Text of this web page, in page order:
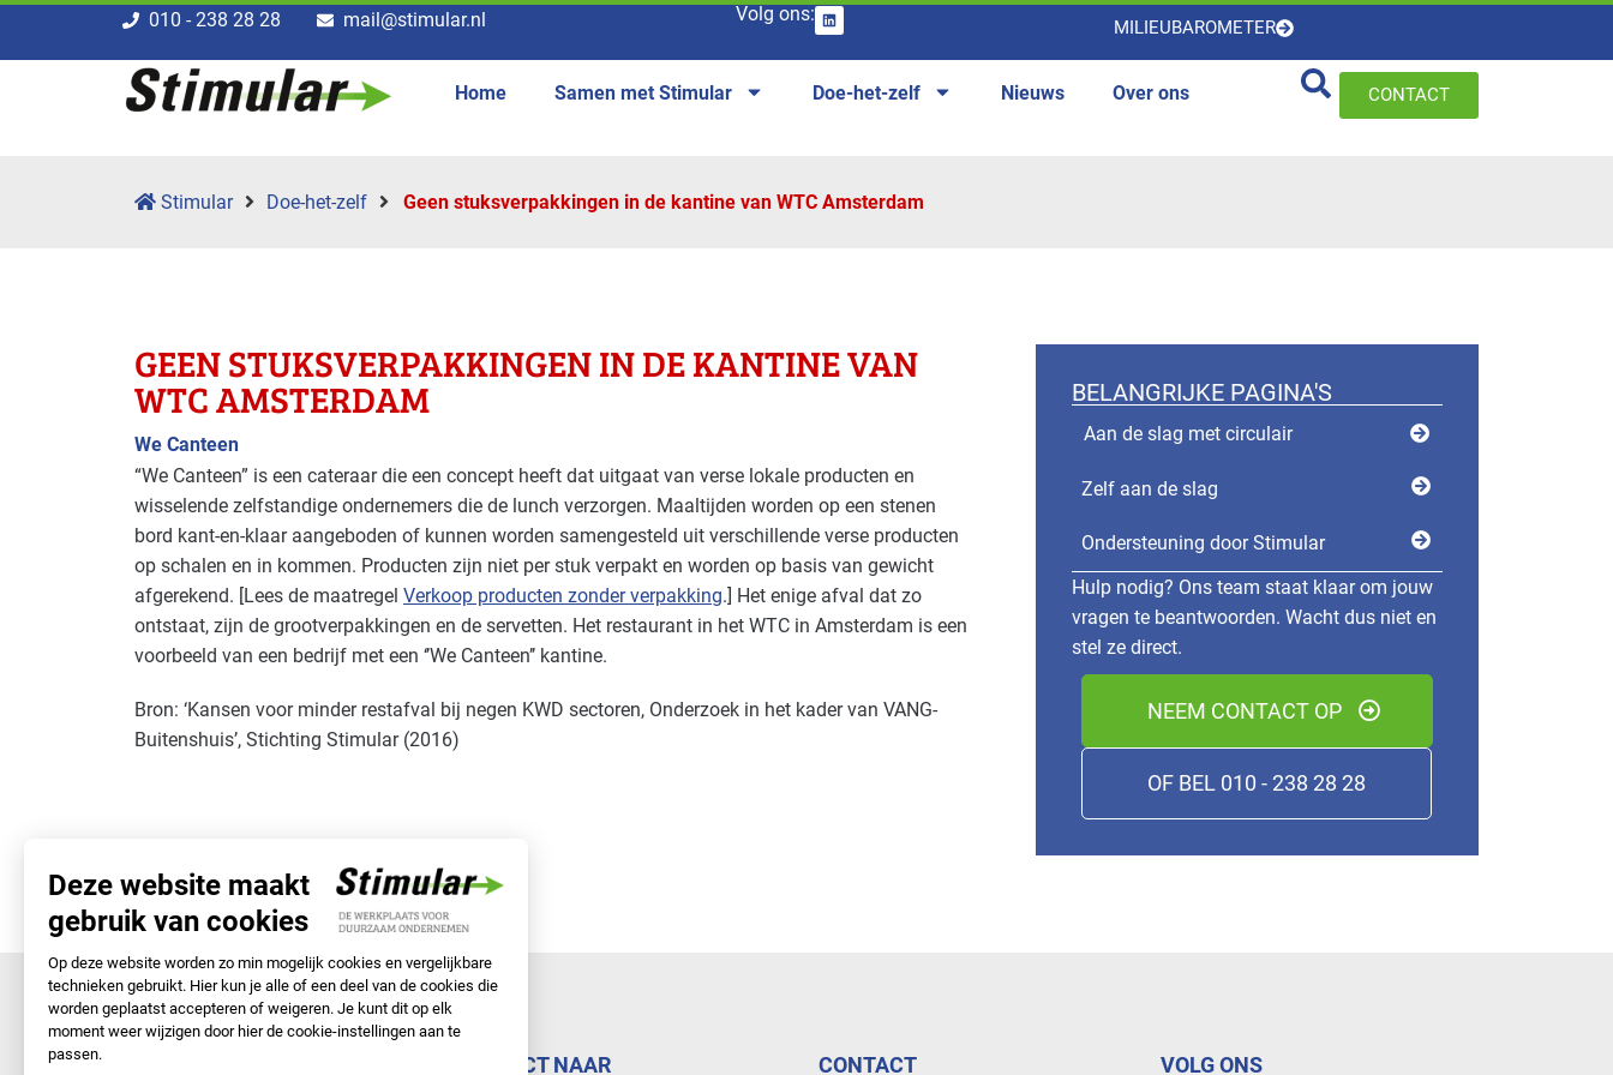
010 - 238 28 28 mail@stimular.nl Volg ons:
MILIEUBAROMETER
Home Samen met Stimular Doe-het-zelf Nieuws Over ons CONTACT
Stimular Doe-het-zelf Geen stuks­verpak­kingen in de kantine van WTC Amsterdam
GEEN STUKS­VERPAK­KINGEN IN DE KANTINE VAN
WTC AMSTERDAM
We Canteen
“We Canteen” is een cateraar die een concept heeft dat uitgaat van verse lokale producten en
wisselende zelfstandige ondernemers die de lunch verzorgen. Maaltijden worden op een stenen
bord kant-en-klaar aangeboden of kunnen worden samengesteld uit verschillende verse producten
op schalen en in kommen. Producten zijn niet per stuk verpakt en worden op basis van gewicht
afgerekend. [Lees de maatregel Verkoop producten zonder verpakking.] Het enige afval dat zo
ontstaat, zijn de grootverpakkingen en de servetten. Het restaurant in het WTC in Amsterdam is een
voorbeeld van een bedrijf met een ‘’We Canteen’’ kantine.
Bron: ‘Kansen voor minder restafval bij negen KWD sectoren, Onderzoek in het kader van VANG-
Buitenshuis’, Stichting Stimular (2016)
BELANGRIJKE PAGINA'S
Aan de slag met circulair
Zelf aan de slag
Ondersteuning door Stimular
Hulp nodig? Ons team staat klaar om jouw
vragen te beantwoorden. Wacht dus niet en
stel ze direct.
NEEM CONTACT OP
OF BEL 010 - 238 28 28
DIRECT NAAR CONTACT VOLG ONS